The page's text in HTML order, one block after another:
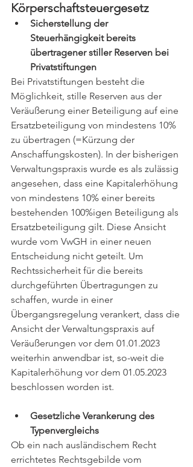
Körperschaftsteuergesetz
Sicherstellung der
Steuerhängigkeit bereits
übertragener stiller Reserven bei
Privatstiftungen
Bei Privatstiftungen besteht die
Möglichkeit, stille Reserven aus der
Veräußerung einer Beteiligung auf eine
Ersatzbeteiligung von mindestens 10%
zu übertragen (=Kürzung der
Anschaffungskosten). In der bisherigen
Verwaltungspraxis wurde es als zulässig
angesehen, dass eine Kapitalerhöhung
von mindestens 10% einer bereits
bestehenden 100%igen Beteiligung als
Ersatzbeteiligung gilt. Diese Ansicht
wurde vom VwGH in einer neuen
Entscheidung nicht geteilt. Um
Rechtssicherheit für die bereits
durchgeführten Übertragungen zu
schaffen, wurde in einer
Übergangsregelung verankert, dass die
Ansicht der Verwaltungspraxis auf
Veräußerungen vor dem 01.01.2023
weiterhin anwendbar ist, so-weit die
Kapitalerhöhung vor dem 01.05.2023
beschlossen worden ist.
Gesetzliche Verankerung des
Typenvergleichs
Ob ein nach ausländischem Recht
errichtetes Rechtsgebilde vom